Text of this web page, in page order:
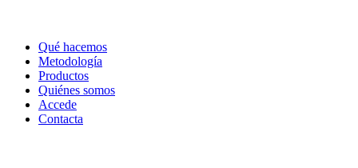
Qué hacemos
Metodología
Productos
Quiénes somos
Accede
Contacta